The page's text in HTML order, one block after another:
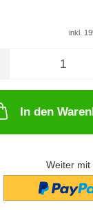
inkl.
In den
Weiter mit